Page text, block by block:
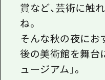
賞など、芸術に触
ね。
そんな秋の夜にお
後の美術館を舞台
ュージアム」。